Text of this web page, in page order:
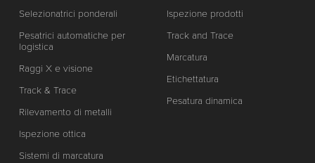
Selezionatrici ponderali
Pesatrici automatiche per
logistica
Raggi X e visione
Track & Trace
Rilevamento di metalli
Ispezione ottica
Sistemi di marcatura
Ispezione prodotti
Track and Trace
Marcatura
Etichettatura
Pesatura dinamica